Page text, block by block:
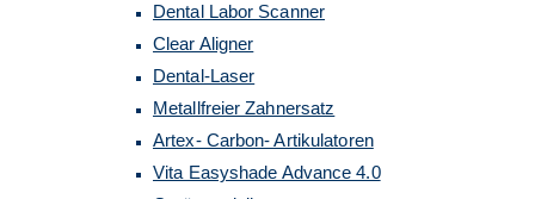
Dental Labor Scanner
Clear Aligner
Dental-Laser
Metallfreier Zahnersatz
Artex- Carbon- Artikulatoren
Vita Easyshade Advance 4.0